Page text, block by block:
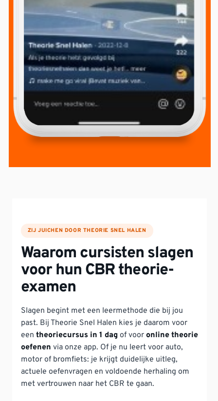
ZIJ JUICHEN DOOR THEORIE SNEL HALEN
Waarom cursisten slagen
voor hun CBR theorie-
examen
Slagen begint met een leermethode die bij jou
past. Bij Theorie Snel Halen kies je daarom voor
een theoriecursus in 1 dag of voor online theorie
oefenen via onze app. Of je nu leert voor auto,
motor of bromfiets: je krijgt duidelijke uitleg,
actuele oefenvragen en voldoende herhaling om
met vertrouwen naar het CBR te gaan.